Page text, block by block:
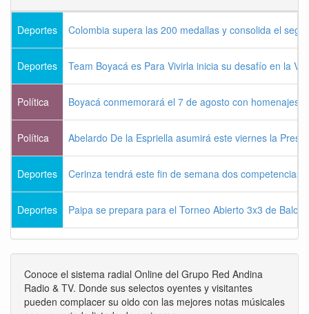
Deportes Colombia supera las 200 medallas y consolida el
Deportes Team Boyacá es Para Vivirla inicia su desafío en la
Política Boyacá conmemorará el 7 de agosto con homenajes
Política Abelardo De la Espriella asumirá este viernes la
Deportes Cerinza tendrá este fin de semana dos competencias
Deportes Paipa se prepara para el Torneo Abierto 3x3 de
Conoce el sistema radial Online del Grupo Red Andina
Radio & TV. Donde sus selectos oyentes y visitantes
pueden complacer su oido con las mejores notas músicales